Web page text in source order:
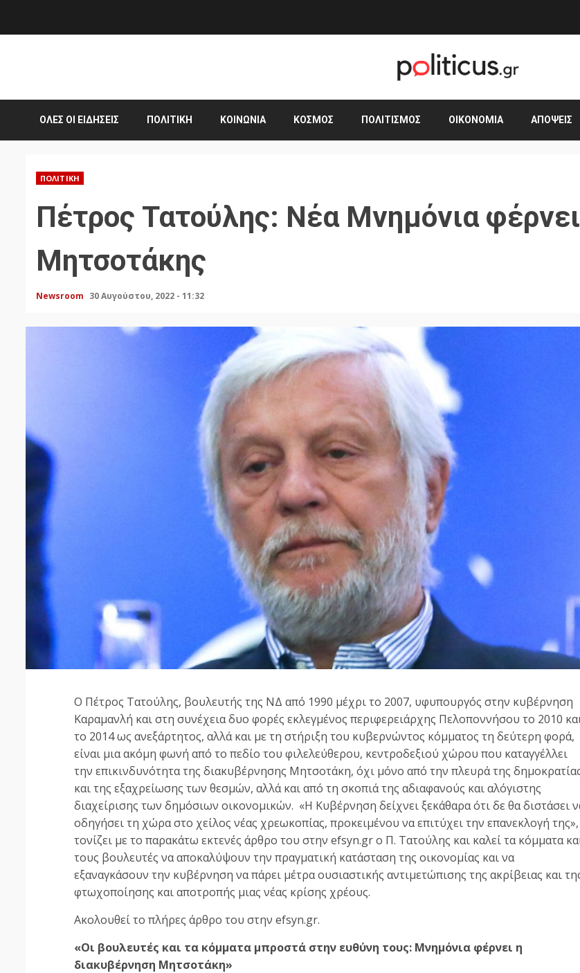
ΌΛΕΣ ΟΙ ΕΙΔΉΣΕΙΣ ΠΟΛΙΤΙΚΉ ΚΟΙΝΩΝΊΑ ΚΌΣΜΟΣ ΠΟΛΙΤΙΣΜΌΣ ΟΙΚΟΝΟΜΊΑ ΑΠΌΨΕΙΣ
ΠΟΛΙΤΙΚΉ
Πέτρος Τατούλης: Νέα Μνημόνια
Μητσοτάκης
Newsroom 30 Αυγούστου, 2022 - 11:32
Ο Πέτρος Τατούλης, βουλευτής της ΝΔ από 1990 μέχρι το 2007, υφυπουργός στην κυβέρνηση
Καραμανλή και στη συνέχεια δυο φορές εκλεγμένος περιφερειάρχης Πελοποννήσου το 2010
το 2014 ως ανεξάρτητος, αλλά και με τη στήριξη του κυβερνώντος κόμματος τη δεύτερη φορά,
είναι μια ακόμη φωνή από το πεδίο του φιλελεύθερου, κεντροδεξιού χώρου που καταγγέλλει
την επικινδυνότητα της διακυβέρνησης Μητσοτάκη, όχι μόνο από την πλευρά της
και της εξαχρείωσης των θεσμών, αλλά και από τη σκοπιά της αδιαφανούς και αλόγιστης
διαχείρισης των δημόσιων οικονομικών. «Η Κυβέρνηση δείχνει ξεκάθαρα ότι δε θα διστάσει
οδηγήσει τη χώρα στο χείλος νέας χρεωκοπίας, προκειμένου να επιτύχει την επανεκλογή της»,
τονίζει με το παρακάτω εκτενές άρθρο του στην efsyn.gr ο Π. Τατούλης και καλεί τα κόμματα
τους βουλευτές να αποκαλύψουν την πραγματική κατάσταση της οικονομίας και να
εξαναγκάσουν την κυβέρνηση να πάρει μέτρα ουσιαστικής αντιμετώπισης της ακρίβειας και
φτωχοποίησης και αποτροπής μιας νέας κρίσης χρέους.
Ακολουθεί το πλήρες άρθρο του στην efsyn.gr.
«Οι βουλευτές και τα κόμματα μπροστά στην ευθύνη τους: Μνημόνια φέρνει η
διακυβέρνηση Μητσοτάκη»